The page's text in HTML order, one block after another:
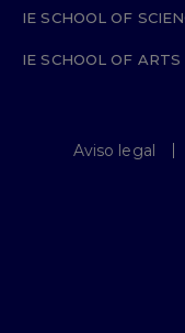
IE SCHOOL OF
IE SCHOOL OF
Aviso legal